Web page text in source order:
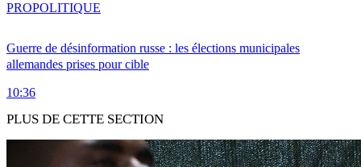
Guerre de désinformation russe : les élections municipales
allemandes prises pour cible
10:36
PROPOLITIQUE
PLUS DE CETTE SECTION